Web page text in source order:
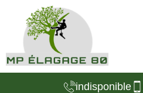
indisponible